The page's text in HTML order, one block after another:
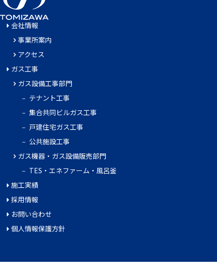
会社情報
事業所案内
アクセス
ガス工事
ガス設備工事部門
テナント工事
集合共同ビルガス工事
戸建住宅ガス工事
公共施設工事
ガス機器・ガス設備販売部門
TES・エネファーム・風呂釜
施工実績
採用情報
お問い合わせ
個人情報保護方針